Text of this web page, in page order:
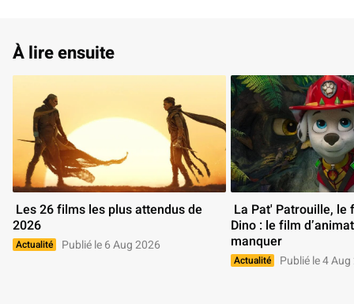
À lire ensuite
2026
Actualité Publié le 6 Aug 2026
Dino : le film
manquer
Actualité Publié le 4